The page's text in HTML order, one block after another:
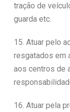
tração de
guarda etc.
15. Atuar pelo
resgatados em
aos centros de
16. Atuar pela